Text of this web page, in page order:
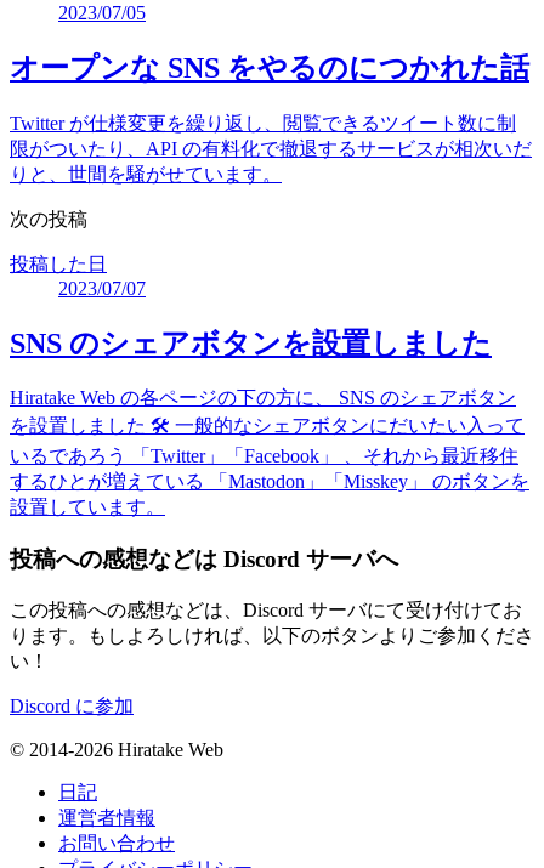
2023/07/05
オープンな SNS をやるのにつかれた話
Twitter が仕様変更を繰り返し、閲覧できるツイート数に制
限がついたり、API の有料化で撤退するサービスが相次いだ
りと、世間を騒がせています。
次の投稿
投稿した日
2023/07/07
SNS のシェアボタンを設置しました
Hiratake Web の各ページの下の方に、 SNS のシェアボタン
を設置しました 🛠 一般的なシェアボタンにだいたい入って
いるであろう 「Twitter」「Facebook」 、それから最近移住
するひとが増えている 「Mastodon」「Misskey」 のボタンを
設置しています。
投稿への感想などは Discord サーバへ
この投稿への感想などは、Discord サーバにて受け付けてお
ります。もしよろしければ、以下のボタンよりご参加くださ
い！
Discord に参加
© 2014-2026 Hiratake Web
日記
運営者情報
お問い合わせ